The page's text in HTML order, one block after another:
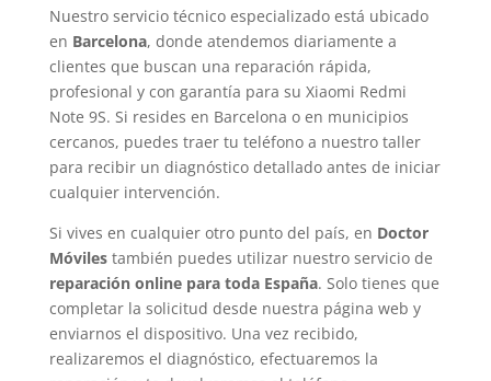
Nuestro servicio técnico especializado está ubicado
en Barcelona, donde atendemos diariamente a
clientes que buscan una reparación rápida,
profesional y con garantía para su Xiaomi Redmi
Note 9S. Si resides en Barcelona o en municipios
cercanos, puedes traer tu teléfono a nuestro taller
para recibir un diagnóstico detallado antes de iniciar
cualquier intervención.
Si vives en cualquier otro punto del país, en Doctor
Móvilestambién puedes utilizar nuestro servicio de
reparación online para toda España. Solo tienes que
completar la solicitud desde nuestra página web y
enviarnos el dispositivo. Una vez recibido,
realizaremos el diagnóstico, efectuaremos la